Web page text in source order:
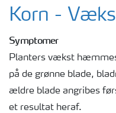
Korn -
Symptomer
Planters vækst
på de grønne blade,
ældre blade angribes
et resultat heraf.